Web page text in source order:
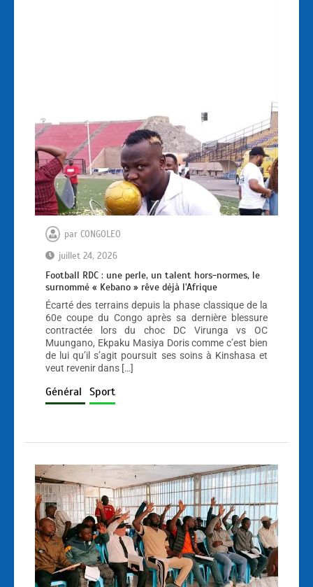
par CONGOLEO
juillet 24, 2026
Football RDC : une perle, un talent hors-normes, le
surnommé « Kebano » rêve déjà l’Afrique
Écarté des terrains depuis la phase classique de la
60e coupe du Congo après sa dernière blessure
contractée lors du choc DC Virunga vs OC
Muungano, Ekpaku Masiya Doris comme c’est bien
de lui qu’il s’agit poursuit ses soins à Kinshasa et
veut revenir dans […]
Général Sport